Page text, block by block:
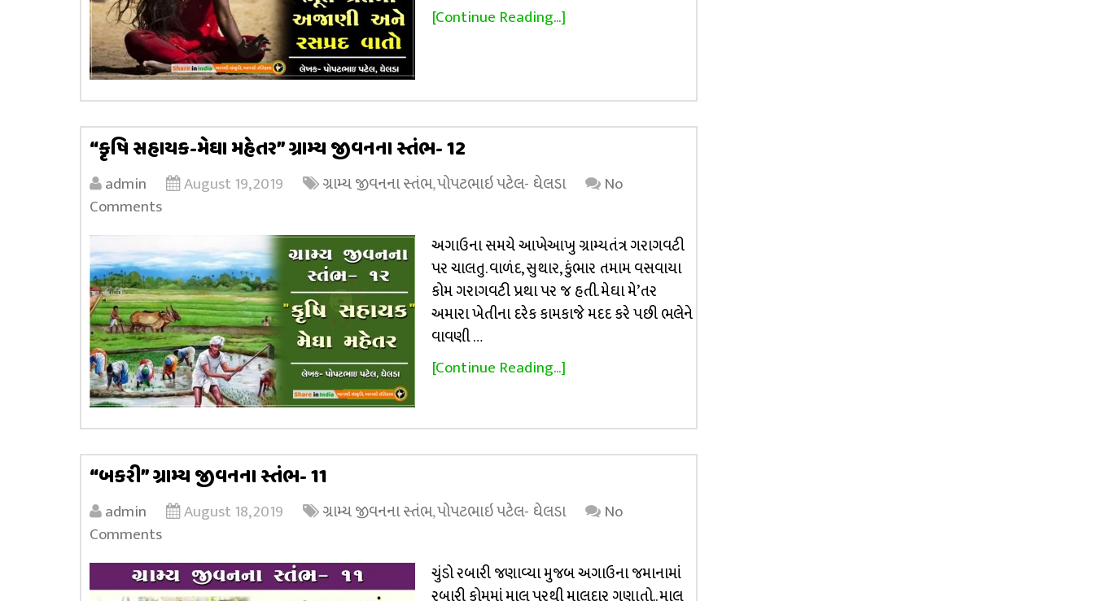
[Continue Reading...]
“કૃષિ સહાયક-મેઘા મહેતર” ગ્રામ્ય જીવનના સ્તંભ- 12
admin August 19, 2019 ગ્રામ્ય જીવનના સ્તંભ,પોપટભાઇ પટેલ- ઘેલડા
No
Comments
અગાઉના સમયે આખેઆખુ ગ્રામ્યતંત્ર ગરાગવટી
પર ચાલતુ. વાળંદ, સુથાર, કુંભાર તમામ વસવાયા
કોમ ગરાગવટી પ્રથા પર જ હતી. મેઘા મે’તર
અમારા ખેતીના દરેક કામકાજે મદદ કરે પછી ભલેને
વાવણી …
[Continue Reading...]
“બકરી” ગ્રામ્ય જીવનના સ્તંભ- 11
admin August 18, 2019 ગ્રામ્ય જીવનના સ્તંભ,પોપટભાઇ પટેલ- ઘેલડા
No
Comments
ચુંડો રબારી જણાવ્યા મુજબ અગાઉના જમાનામાં